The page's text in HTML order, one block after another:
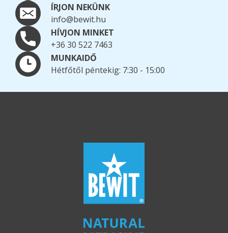
ÍRJON NEKÜNK
info@bewit.hu
HÍVJON MINKET
+36 30 522 7463
MUNKAIDŐ
Hétfőtől péntekig: 7:30 - 15:00